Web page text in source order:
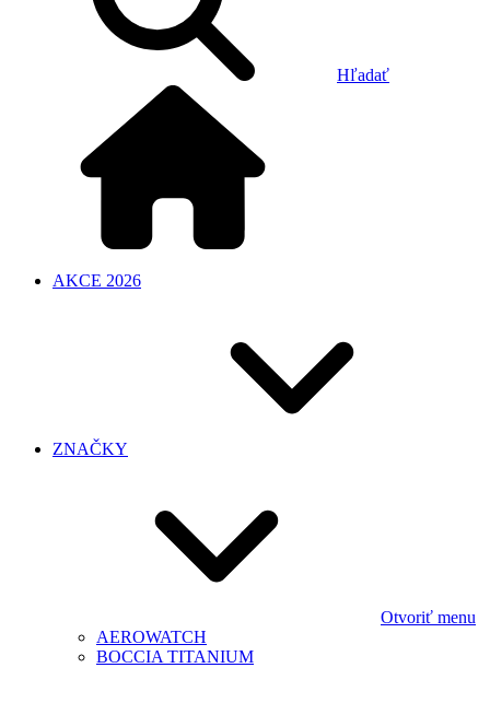
Hľadať
AKCE 2026
ZNAČKY
Otvoriť menu
AEROWATCH
BOCCIA TITANIUM